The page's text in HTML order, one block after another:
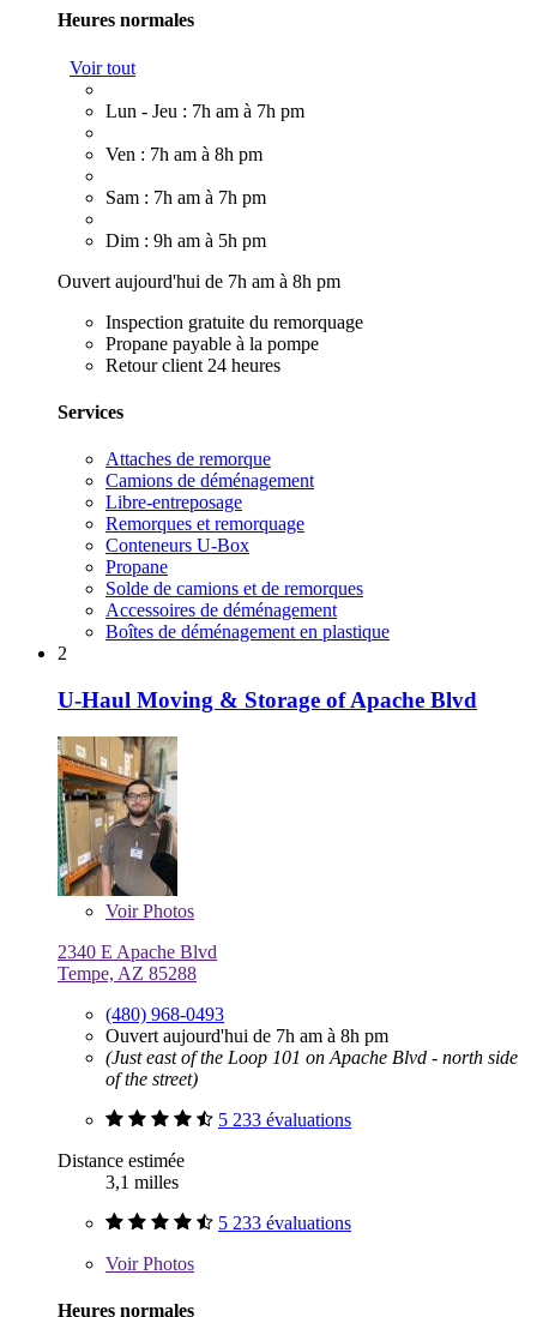
Heures normales
Voir tout
Lun - Jeu : 7h am à 7h pm
Ven : 7h am à 8h pm
Sam : 7h am à 7h pm
Dim : 9h am à 5h pm
Ouvert aujourd'hui de 7h am à 8h pm
Inspection gratuite du remorquage
Propane payable à la pompe
Retour client 24 heures
Services
Attaches de remorque
Camions de déménagement
Libre-entreposage
Remorques et remorquage
Conteneurs U-Box
Propane
Solde de camions et de remorques
Accessoires de déménagement
Boîtes de déménagement en plastique
2
U-Haul Moving & Storage of Apache Blvd
VoirPhotos
2340 E Apache Blvd
Tempe, AZ 85288
(480) 968-0493
Ouvert aujourd'hui de 7h am à 8h pm
(Just east of the Loop 101 on Apache Blvd - north side
of the street)
5 233 évaluations
Distance estimée
3,1 milles
5 233 évaluations
VoirPhotos
Heures normales